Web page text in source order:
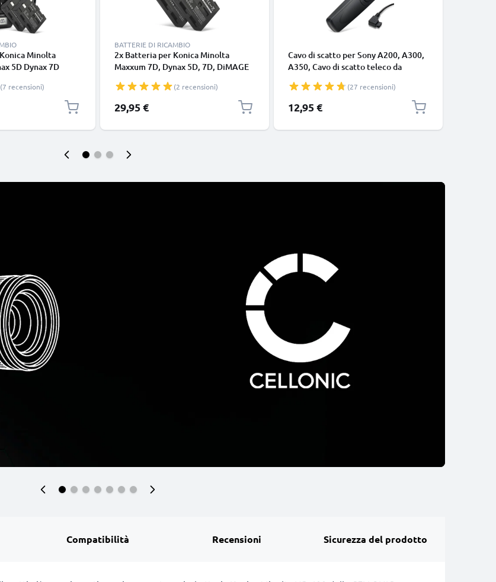
Minolta
5D Dynax 7D
+ Caricabatteria
sostituzione
(7 recensioni)
BATTERIE DI RICAMBIO
2x Batteria per Konica Minolta
Maxxum 7D, Dynax 5D, 7D, DiMAGE
marca CELLONIC, ricambi di lunga
durata per macchine fotografiche e
videocamere
(2 recensioni)
29,95 €
Cavo di scatto per Sony A200, A300,
A350, Cavo di scatto teleco da
(27 recensioni)
12,95 €
Compatibilità Recensioni Sicurezza del prodotto